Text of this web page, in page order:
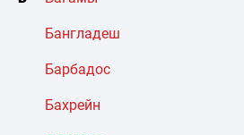
Бангладеш
Барбадос
Бахрейн